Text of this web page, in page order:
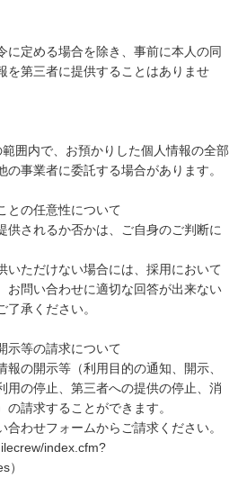
に定める場合を除き、事前に本人の同
を第三者に提供することはありませ
囲内で、お預かりした個人情報の全部
の事業者に委託する場合があります。
との任意性について
供されるか否かは、ご自身のご判断に
いただけない場合には、採用において
お問い合わせに適切な回答が出来ない
承ください。
示等の請求について
の開示等（利用目的の通知、開示、
用の停止、第三者への提供の停止、消
請求することができます。
合わせフォームからご請求ください。
index.cfm?
）